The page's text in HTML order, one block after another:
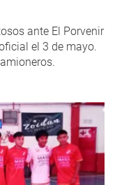
ante El Porvenir
el 3 de mayo.